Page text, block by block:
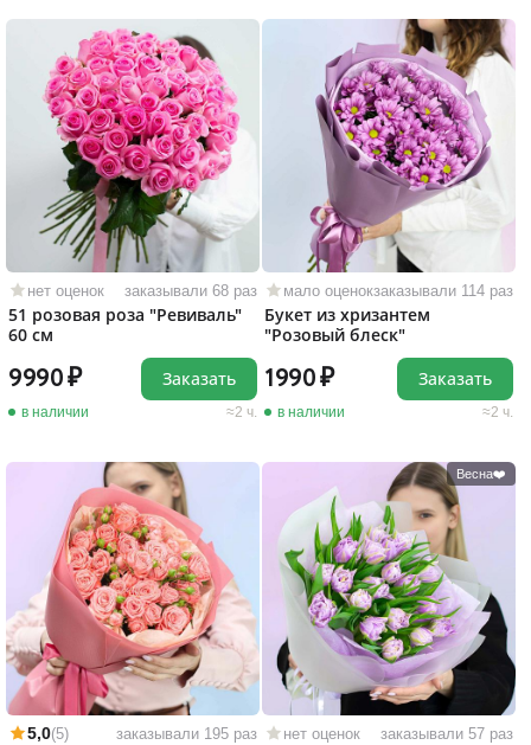
нет оценок заказывали 68 раз
51 розовая роза "Ревиваль"
60 см
9990
в наличии 2 ч.
Заказать
мало оценокзаказывали 114 раз
Букет из хризантем
"Розовый блеск"
1990
в наличии 2 ч.
Заказать
5,0(5) заказывали 195 раз
Весна❤️
нет оценок заказывали 57 раз